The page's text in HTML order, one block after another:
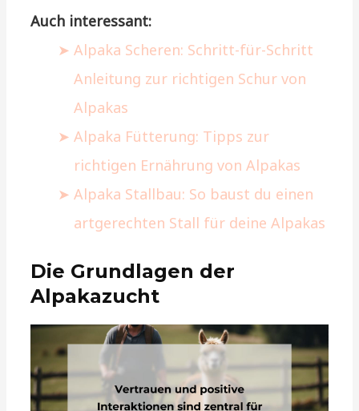
Auch interessant:
Alpaka Scheren: Schritt-für-Schritt
Anleitung zur richtigen Schur von
Alpakas
Alpaka Fütterung: Tipps zur
richtigen Ernährung von Alpakas
Alpaka Stallbau: So baust du einen
artgerechten Stall für deine Alpakas
Die Grundlagen der
Alpakazucht